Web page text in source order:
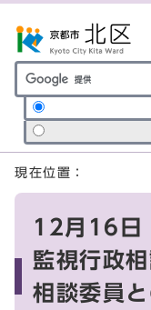
サイト内検索の範囲
ここから本文です
現在位置：
12月16日
監視行政
相談委員